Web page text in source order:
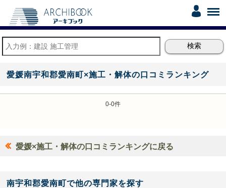
愛媛南宇和郡愛南町×施工・解体の口コミランキング
0-0件
愛媛×施工・解体の口コミランキングに戻る
南宇和郡愛南町で他の専門家を探す